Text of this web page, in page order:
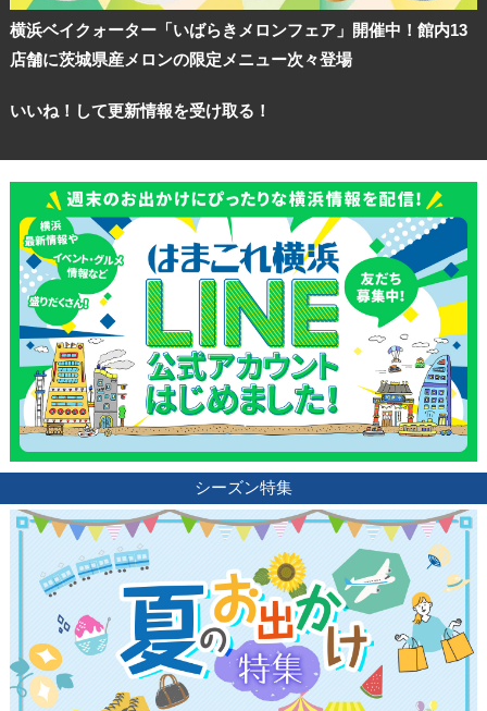
横浜ベイクォーター「いばらきメロンフェア」開催中！館内13
店舗に茨城県産メロンの限定メニュー次々登場
いいね！して更新情報を受け取る！
シーズン特集
ブログ記事